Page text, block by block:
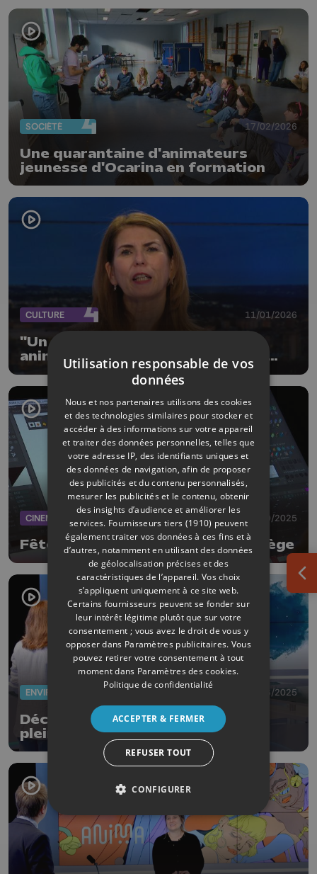
SOCIÉTÉ 17/02/2026
Une quarantaine d'animateurs
jeunesse d'Ocarina en formation
CULTURE 11/01/2026
"Un doudou, un livre et au lit" :
animation dans les bibliothèques
liégeoises
CINEMA 27/10/2025
Fête du cinéma d'animation de Liège
29/06/2025
Découvrez la magie d'une nuit en
pleine nature avec les CRIE
Utilisation responsable de vos
données
Nous et nos partenaires utilisons des cookies
et des technologies similaires pour stocker et
accéder à des informations sur votre appareil
et traiter des données personnelles, telles que
votre adresse IP, des identifiants uniques et
des données de navigation, afin de proposer
des publicités et du contenu personnalisés,
mesurer les publicités et le contenu, obtenir
des insights d’audience et améliorer les
services. Fournisseurs tiers (1910) peuvent
également traiter vos données à ces fins et à
d’autres, notamment en utilisant des données
de géolocalisation précises et des
caractéristiques de l’appareil. Vos choix
s’appliquent uniquement à ce site web.
Certains fournisseurs peuvent se fonder sur
leur intérêt légitime plutôt que sur votre
consentement ; vous avez le droit de vous y
opposer dans Paramètres publicitaires. Vous
pouvez retirer votre consentement à tout
moment dans Paramètres des cookies.
Politique de confidentialité
ACCEPTER & FERMER
REFUSER TOUT
CONFIGURER